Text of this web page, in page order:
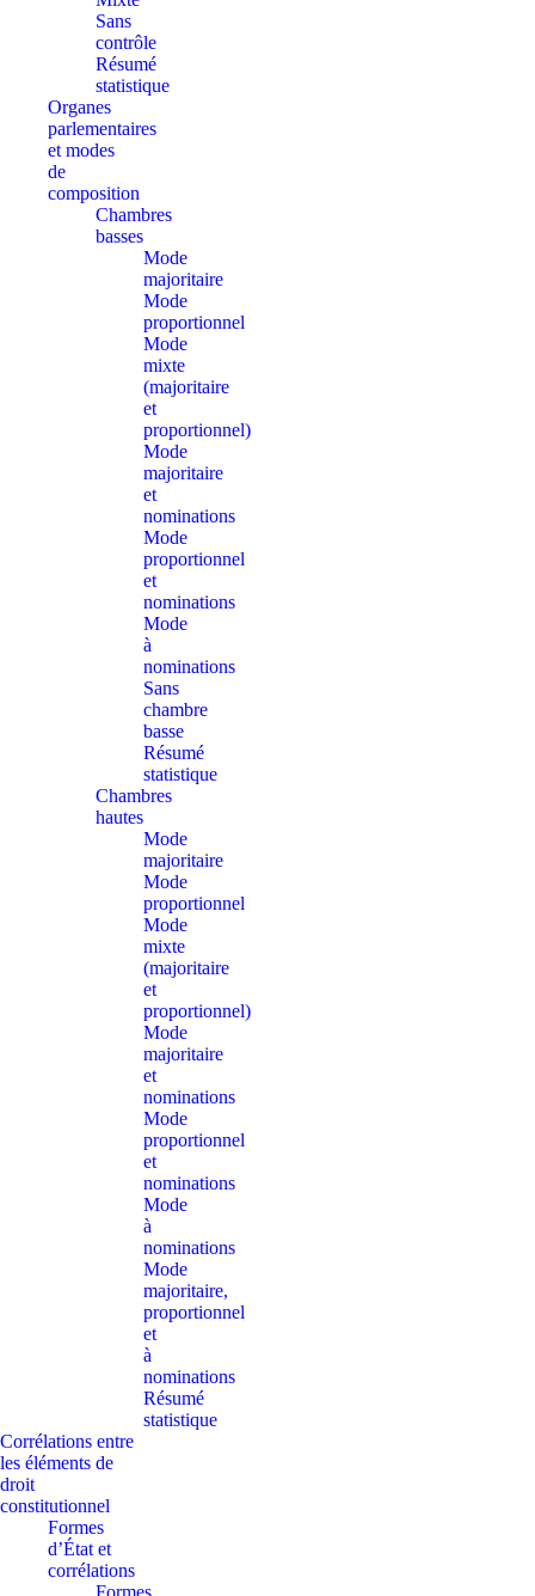
Sans
contrôle
Résumé
statistique
Organes
parlementaires
et modes
de
composition
Chambres
basses
Mode
majoritaire
Mode
proportionnel
Mode
mixte
(majoritaire
et
proportionnel)
Mode
majoritaire
et
nominations
Mode
proportionnel
et
nominations
Mode
à
nominations
Sans
chambre
basse
Résumé
statistique
Chambres
hautes
Mode
majoritaire
Mode
proportionnel
Mode
mixte
(majoritaire
et
proportionnel)
Mode
majoritaire
et
nominations
Mode
proportionnel
et
nominations
Mode
à
nominations
Mode
majoritaire,
proportionnel
et
à
nominations
Résumé
statistique
Corrélations entre
les éléments de
droit
constitutionnel
Formes
d’État et
corrélations